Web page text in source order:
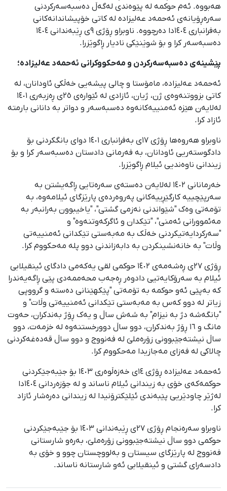
هەبووە. ئەم حوکمە لە پێوەندی لەگەڵ دەسبەسەرکردنی
سەرەڕۆیانەی ئەحمەد عەلیزادە لە کاتی خۆپیشاندانەکانی
بەفرانباری ١٤٠٤دا دەرچووە. ناوبراو ڕۆژی ٩ی ڕێبەندانی ١٤٠٤
دەسبەسەر کرا و بۆ شوێنێکی نادیار ڕاگوێزرا.
پێشینەی دەسبەسەرکردن و مەحکووکرانی ئەحمەد عەلیزادە؛
ئەحمەد عەلیزادە، مامۆستا و چالی پیشەیی خەڵکی ئاودانان، لە
کاتی بزووتنەوەی ژن، ژیان، ئازادی لە ئێوارەی ٢٥ی ڕەزبەری ١٤٠١
لەلایەن هێزە ئەمنییەکانەوە دەسبەسەر و دواتر بە دانانی بارمتە
ئازاد کرا.
ناوبراو هەروەها ڕۆژی ١٧ی بەفرانباری ١٤٠١ دوای بانگکردنی بۆ
دادگوستەریی ئاودانان، بە فەرمانی دادستان دەسبەسەر کرا و بۆ
زیندانی ناوەندیی ئیلام ڕاگوێزرا.
خەرمانانی ١٤٠٢ لەلایەن دەستەی سەرەتایی ڕاگەیشتن بە
سەرپێچییە کارگێڕییەکانی پەروەردەی پارێزگای ئیلامەوە، بە
تۆمەتی وەک "شێواندنی نەزمی گشتی"، "یاخیبوون بەرانبەر بە
مەئموورانی ئەمنی"، "تێکدان و ئاگرکەوتنەوە" و
"سەرکردایەتیکردنی خەڵک بە مەبەستی تێکدانی ئەمنییەتی
وڵات" بە خانەنشینکردن بە دابەزاندنی دوو پلە مەحکووم کرا.
ڕۆژی ٢٧ی ڕەشەمەی ١٤٠٢ حوکمی لقی یەکەمی دادگای ئینقیلابی
ئیلام بە سەرۆکایەتیی دادوەر ڕەجەب محەممەدی پێی ڕاگەیەندرا
کە بەپێی ئەو حوکمە بە تۆمەتی "پێکهێنانی دەستە و گرووپی
زیاتر لە دوو کەس بە مەبەستی تێکدانی ئەمنییەتی وڵات" و
"بانگەشە دژ بە نیزام" بە شەش ساڵ و یەک ڕۆژ بەندکران، حەوت
مانگ و ١٦ ڕۆژ بەندکران، دوو ساڵ دوورخستنەوە لە خزمەت، دوو
ساڵ نیشتەجێبوونی زۆرەملێ لە فەنووج و دوو ساڵ قەدەغەکردنی
چالاکی لە فەزای مەجازیدا مەحکووم کرا.
ئەحمەد عەلیزادە ڕۆژی ١٤ی خەزەڵوەری ١٤٠٣ بۆ جێبەجێکردنی
حوکمەکەی خۆی بە زیندانی ئیلام ناساند و لە جۆزەردانی ١٤٠٤دا
لەژێر چاودێریی پێبەندی ئێلێکترۆنیدا لە زیندانی دەرەشار ئازاد
کرا.
ناوبراو سەرەنجام ڕۆژی ٢٧ی ڕێبەندانی ١٤٠٣ بۆ جێبەجێکردنی
حوکمی دوو ساڵ نیشتەجێبوونی زۆرەملێ، بەرەو شارستانی
فەنووج لە پارێزگای سیستان و بەلووچستان چوو و خۆی بە
دادسەرای گشتی و ئینقیلابی ئەو شارستانە ناساند.